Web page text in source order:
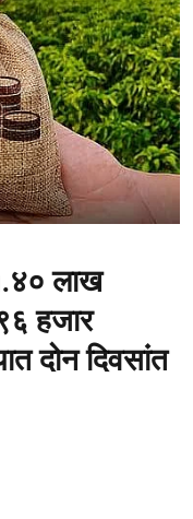
लाख
हजार
दोन दिवसांत